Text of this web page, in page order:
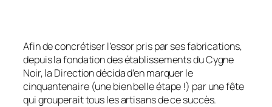
Afin de concrétiser l’essor pris par ses fabrications,
depuis la fondation des établissements du Cygne
Noir, la Direction décida d’en marquer le
cinquantenaire (une bien belle étape !) par une fête
qui grouperait tous les artisans de ce succès.